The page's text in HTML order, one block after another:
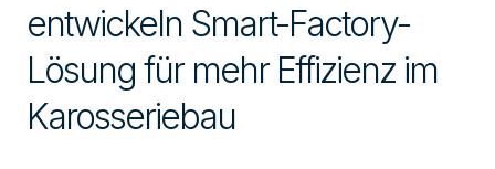
entwickeln Smart-Factory-
Lösung für mehr Effizienz im
Karosseriebau